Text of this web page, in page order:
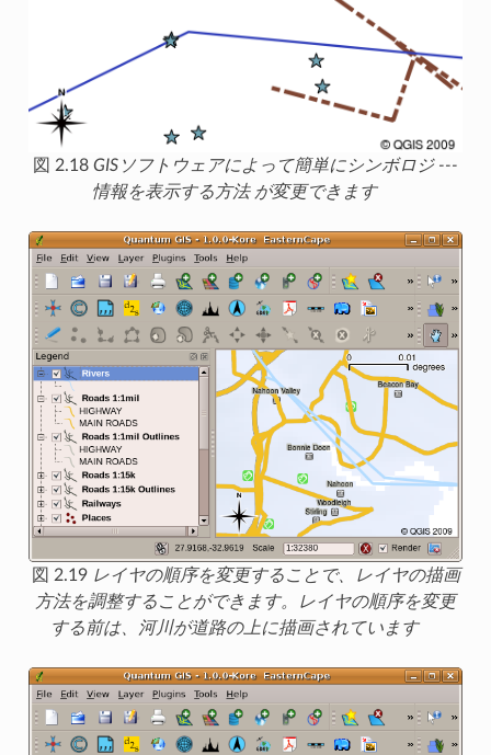
図 2.18 GISソフトウェアによって簡単にシンボロジ ---
情報を表示する方法 が変更できます
図 2.19 レイヤの順序を変更することで、レイヤの描画
方法を調整することができます。レイヤの順序を変更
する前は、河川が道路の上に描画されています